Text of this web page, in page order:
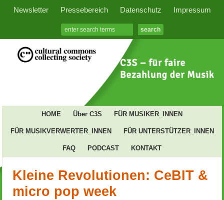
Newsletter Pressebereich Datenschutz Impressum
HOME Über C3S FÜR MUSIKER_INNEN
FÜR MUSIKVERWERTER_INNEN FÜR UNTERSTÜTZER_INNEN
FAQ PODCAST KONTAKT
Kleine Revolutionen: CeBIT &
micro pop week